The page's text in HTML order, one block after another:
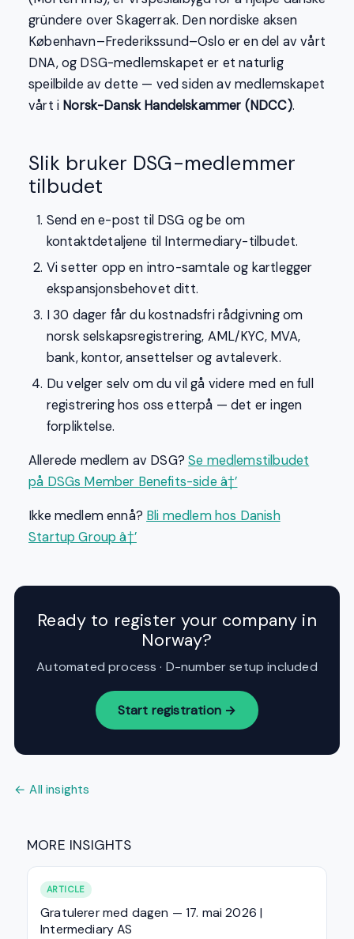
gründere over Skagerrak. Den nordiske aksen
København–Frederikssund–Oslo er en del av vårt
DNA, og DSG-medlemskapet er et naturlig
speilbilde av dette — ved siden av medlemskapet
vårt i Norsk-Dansk Handelskammer (NDCC).
Slik bruker DSG-medlemmer
tilbudet
Send en e-post til DSG og be om
kontaktdetaljene til Intermediary-tilbudet.
Vi setter opp en intro-samtale og kartlegger
ekspansjonsbehovet ditt.
I 30 dager får du kostnadsfri rådgivning om
norsk selskapsregistrering, AML/KYC, MVA,
bank, kontor, ansettelser og avtaleverk.
Du velger selv om du vil gå videre med en full
registrering hos oss etterpå — det er ingen
forpliktelse.
Allerede medlem av DSG?Se medlemstilbudet
på DSGs Member Benefits-side â†’
Ikke medlem ennå? Bli medlem hos Danish
Startup Group â†’
Ready to register your company in
Norway?
Automated process · D-number setup included
Start registration →
← All insights
MORE INSIGHTS
ARTICLE
Gratulerer med dagen — 17. mai 2026 |
Intermediary AS